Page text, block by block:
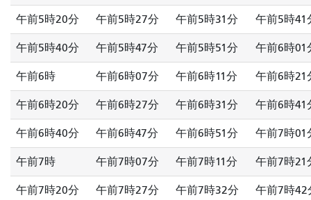
午前5時20分 午前5時27分 午前5時31分 午前5時41
午前5時40分 午前5時47分 午前5時51分 午前6時01
午前6時 午前6時07分 午前6時11分 午前6時21
午前6時20分 午前6時27分 午前6時31分 午前6時41
午前6時40分 午前6時47分 午前6時51分 午前7時01
午前7時 午前7時07分 午前7時11分 午前7時21
午前7時20分 午前7時27分 午前7時32分 午前7時42